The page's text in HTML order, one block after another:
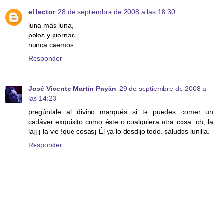
el lector 28 de septiembre de 2008 a las 18:30
luna más luna,
pelos y piernas,
nunca caemos
Responder
José Vicente Martín Payán 29 de septiembre de 2008 a
las 14:23
pregúntale al divino marqués si te puedes comer un
cadáver exquisito como éste o cualquiera otra cosa. oh, la
la¡¡¡ la vie !que cosas¡ Él ya lo desdijo todo. saludos lunilla.
Responder